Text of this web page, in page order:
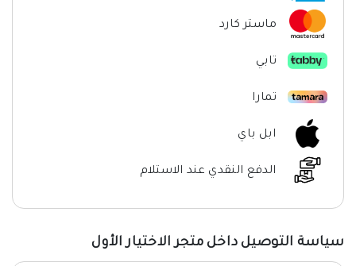
ماستر كارد
تابي
تمارا
ابل باي
الدفع النقدي عند الاستلام
سياسة التوصيل داخل متجر الاختيار الأول